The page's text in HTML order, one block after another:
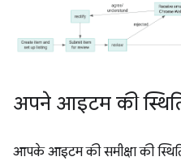
अपने आइटम की
आपके आइटम की समीक्षा की